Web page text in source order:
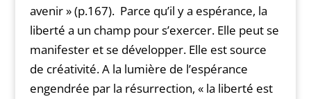
avenir » (p.167). Parce qu’il y a espérance, la
liberté a un champ pour s’exercer. Elle peut se
manifester et se développer. Elle est source
de créativité. A la lumière de l’espérance
engendrée par la résurrection, « la liberté est